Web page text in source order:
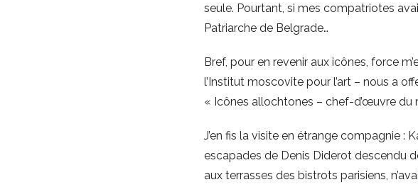
seule. Pourtant, si mes compatriotes
Patriarche de Belgrade…
Bref, pour en revenir aux icônes, force
l’Institut moscovite pour l’art – nous a
« Icônes allochtones – chef-d’œuvre du
J’en fis la visite en étrange compagnie :
escapades de Denis Diderot descendu
aux terrasses des bistrots parisiens,